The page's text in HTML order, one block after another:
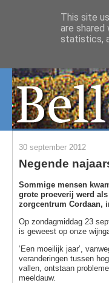
30 september 2012
Negende
Sommige mensen
grote proeverij werd
zorgcentrum Cordaan,
Op zondagmiddag 23
is geweest op onze
‘Een moeilijk jaar’,
veranderingen tussen
vallen, ontstaan
meeldauw.
This site
are
statistics,